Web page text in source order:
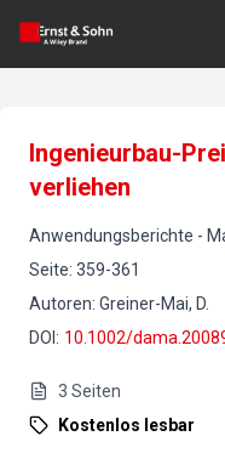
Ingenieurbau-
verliehen
Anwendungsberichte -
Seite: 359-361
Autoren: Greiner-Mai, D.
DOI : 10.1002/
3 Seiten
Kostenlos lesbar